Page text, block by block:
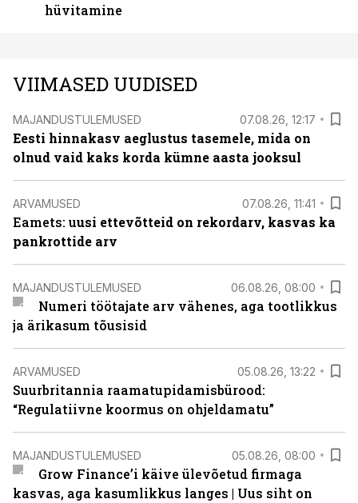
hüvitamine
VIIMASED UUDISED
MAJANDUSTULEMUSED 07.08.26, 12:17
Eesti hinnakasv aeglustus tasemele, mida on
olnud vaid kaks korda kümne aasta jooksul
ARVAMUSED 07.08.26, 11:41
Eamets: uusi ettevõtteid on rekordarv, kasvas ka
pankrottide arv
MAJANDUSTULEMUSED 06.08.26, 08:00
Numeri töötajate arv vähenes, aga tootlikkus
ja ärikasum tõusisid
ARVAMUSED 05.08.26, 13:22
Suurbritannia raamatupidamisbürood:
“Regulatiivne koormus on ohjeldamatu”
MAJANDUSTULEMUSED 05.08.26, 08:00
Grow Finance’i käive ülevõetud firmaga
kasvas, aga kasumlikkus langes | Uus siht on